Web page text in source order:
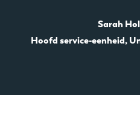
Sarah
Hoofd service-eenheid,